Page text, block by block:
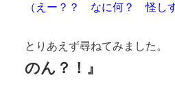
（えー？？ なに何？ 怪しす
とりあえず尋ねてみました。
のん？！』